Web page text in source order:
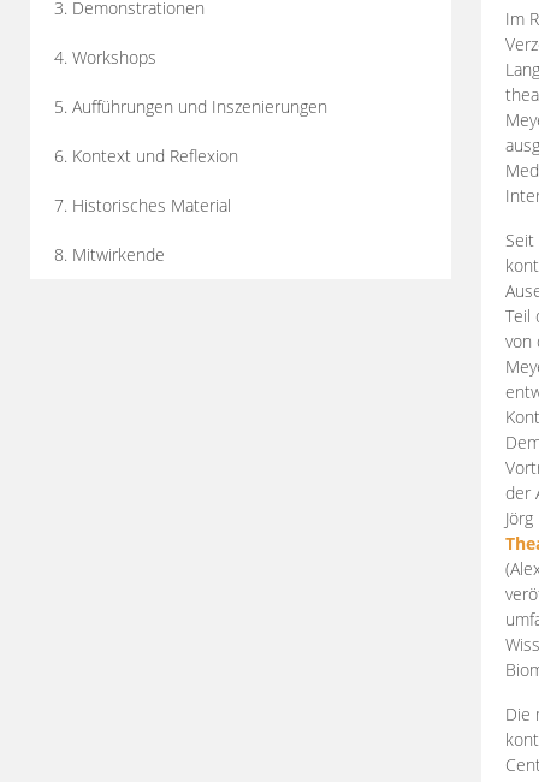
3. Demonstrationen
4. Workshops
5. Aufführungen und Inszenierungen
6. Kontext und Reflexion
7. Historisches Material
8. Mitwirkende
Im
Teil
von
der
Die